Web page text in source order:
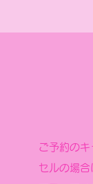
ご予約の
セルの場